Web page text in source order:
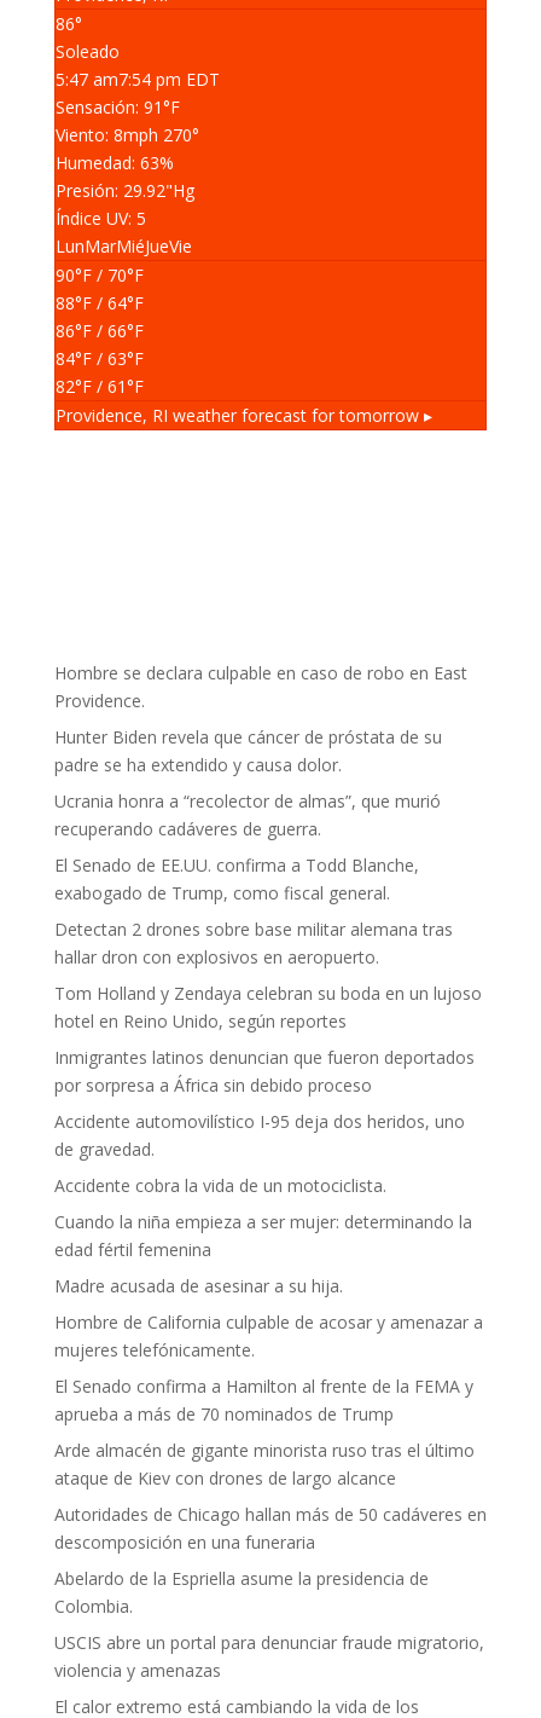
86°
Soleado
5:47 am7:54 pm EDT
Sensación: 91°F
Viento: 8mph 270°
Humedad: 63%
Presión: 29.92"Hg
Índice UV: 5
LunMarMiéJueVie
90°F/ 70°F
88°F/ 64°F
86°F/ 66°F
84°F/ 63°F
82°F/ 61°F
Providence, RI weather forecast for tomorrow ▸
Hombre se declara culpable en caso de robo en East
Providence.
Hunter Biden revela que cáncer de próstata de su
padre se ha extendido y causa dolor.
Ucrania honra a “recolector de almas”, que murió
recuperando cadáveres de guerra.
El Senado de EE.UU. confirma a Todd Blanche,
exabogado de Trump, como fiscal general.
Detectan 2 drones sobre base militar alemana tras
hallar dron con explosivos en aeropuerto.
Tom Holland y Zendaya celebran su boda en un lujoso
hotel en Reino Unido, según reportes
Inmigrantes latinos denuncian que fueron deportados
por sorpresa a África sin debido proceso
Accidente automovilístico I-95 deja dos heridos, uno
de gravedad.
Accidente cobra la vida de un motociclista.
Cuando la niña empieza a ser mujer: determinando la
edad fértil femenina
Madre acusada de asesinar a su hija.
Hombre de California culpable de acosar y amenazar a
mujeres telefónicamente.
El Senado confirma a Hamilton al frente de la FEMA y
aprueba a más de 70 nominados de Trump
Arde almacén de gigante minorista ruso tras el último
ataque de Kiev con drones de largo alcance
Autoridades de Chicago hallan más de 50 cadáveres en
descomposición en una funeraria
Abelardo de la Espriella asume la presidencia de
Colombia.
USCIS abre un portal para denunciar fraude migratorio,
violencia y amenazas
El calor extremo está cambiando la vida de los